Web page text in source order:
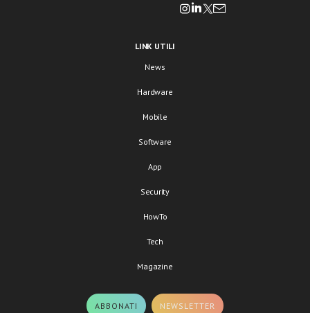
LINK UTILI
News
Hardware
Mobile
Software
App
Security
HowTo
Tech
Magazine
ABBONATI NEWSLETTER